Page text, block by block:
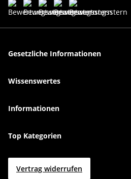
Gesetzliche Informationen
Wissenswertes
Informationen
Top Kategorien
Vertrag widerrufen